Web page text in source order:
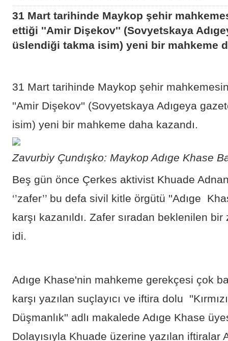
31 Mart tarihinde Maykop şehir
ettiği ''Amir Dişekov'' (Sovyetskaya
üslendiği takma isim) yeni bir mahkeme
31 Mart tarihinde Maykop şehir
''Amir Dişekov'' (Sovyetskaya Adıgeya
isim) yeni bir mahkeme daha kazandı.
Zavurbiy Çundışko: Maykop Adıge Khase
Beş gün önce Çerkes aktivist Khuade
‘’zafer’’ bu defa sivil kitle örgütü ''Adıge
karşı kazanıldı. Zafer sıradan beklenilen
idi.
Adıge Khase'nin mahkeme gerekçesi çok
karşı yazılan suçlayıcı ve iftira dolu
Düşmanlık'' adlı makalede Adıge Khase
Dolayısıyla Khuade üzerine yazılan iftiralar